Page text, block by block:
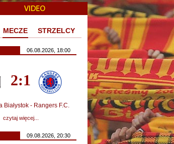
MECZE STRZELCY
06.08.2026, 18:00
2:1
Białystok - Rangers F.C.
czytaj więcej...
09.08.2026, 20:30